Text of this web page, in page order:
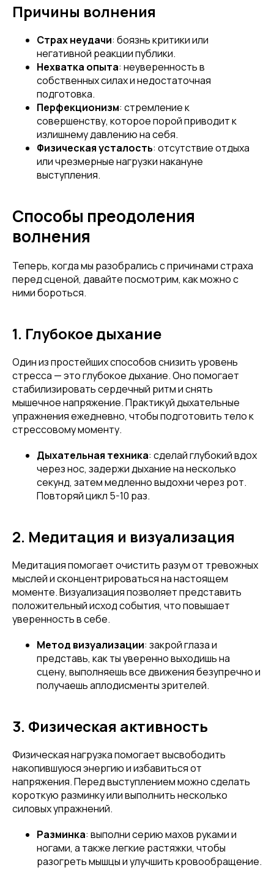
Причины волнения
Страх неудачи: боязнь критики или
негативной реакции публики.
Нехватка опыта: неуверенность в
собственных силах и недостаточная
подготовка.
Перфекционизм: стремление к
совершенству, которое порой приводит к
излишнему давлению на себя.
Физическая усталость: отсутствие отдыха
или чрезмерные нагрузки накануне
выступления.
Способы преодоления
волнения
Теперь, когда мы разобрались с причинами страха
перед сценой, давайте посмотрим, как можно с
ними бороться.
1. Глубокое дыхание
Один из простейших способов снизить уровень
стресса — это глубокое дыхание. Оно помогает
стабилизировать сердечный ритм и снять
мышечное напряжение. Практикуй дыхательные
упражнения ежедневно, чтобы подготовить тело к
стрессовому моменту.
Дыхательная техника: сделай глубокий вдох
через нос, задержи дыхание на несколько
секунд, затем медленно выдохни через рот.
Повторяй цикл 5-10 раз.
2. Медитация и визуализация
Медитация помогает очистить разум от тревожных
мыслей и сконцентрироваться на настоящем
моменте. Визуализация позволяет представить
положительный исход события, что повышает
уверенность в себе.
Метод визуализации: закрой глаза и
представь, как ты уверенно выходишь на
сцену, выполняешь все движения безупречно и
получаешь аплодисменты зрителей.
3. Физическая активность
Физическая нагрузка помогает высвободить
накопившуюся энергию и избавиться от
напряжения. Перед выступлением можно сделать
короткую разминку или выполнить несколько
силовых упражнений.
Разминка: выполни серию махов руками и
ногами, а также легкие растяжки, чтобы
разогреть мышцы и улучшить кровообращение.